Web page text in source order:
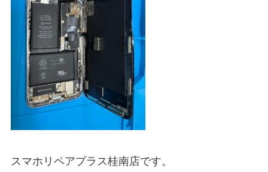
スマホリペアプラス桂南店です。